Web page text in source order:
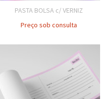
PASTA BOLSA c/ VERNIZ
Preço sob consulta